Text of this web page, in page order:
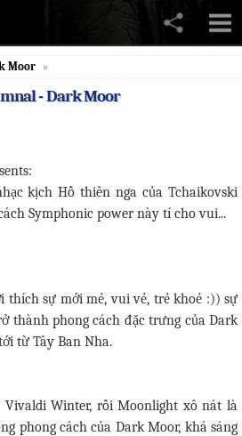
Moor »
- Dark Moor
kịch Hồ thiên nga của Tchaikovski
Symphonic power này tí cho vui...
thích sự mới mẻ, vui vẻ, trẻ khoẻ :)) sự
thành phong cách đặc trưng của Dark
từ Tây Ban Nha.
Winter, rồi Moonlight xô nát là
phong cách của Dark Moor, khá sáng